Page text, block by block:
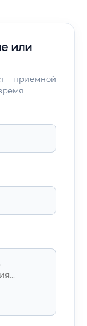
или
приемной